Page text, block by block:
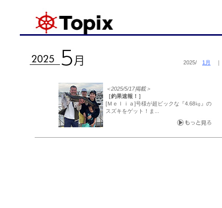
2025/ 1月
＜2025/5/17掲載＞
［釣果速報！］
[Ｍｅｌｉａ]号様が超ビックな『4.68㎏』の
スズキをゲット！ま...